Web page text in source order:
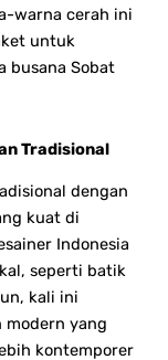
warna cerah ini
untuk
busana Sobat
Tradisional
dengan
kuat di
Indonesia
seperti batik
kali ini
modern yang
kontemporer